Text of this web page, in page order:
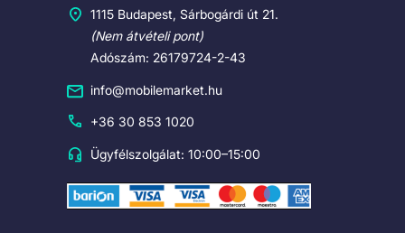
1115 Budapest, Sárbogárdi út 21.
(Nem átvételi pont)
Adószám: 26179724-2-43
info@mobilemarket.hu
+36 30 853 1020
Ügyfélszolgálat: 10:00–15:00